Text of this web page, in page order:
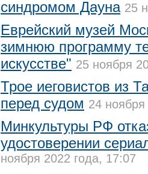
синдромом Дауна 25
Еврейский музей
зимнюю программу
искусстве" 25 ноября
Трое иеговистов из
перед судом 24
Минкультуры РФ
удостоверении
ноября 2022 года, 17:07